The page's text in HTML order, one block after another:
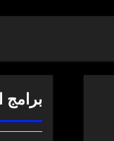
برامج